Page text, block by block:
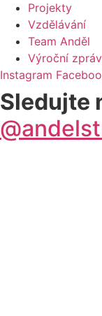
Projekty
Vzdělávání
Team Anděl
Výroční
Instagram
Sledujte